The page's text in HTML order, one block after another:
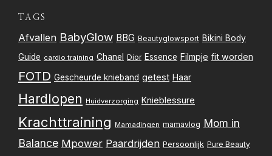
TAGS
Afvallen BabyGlow BBG Beautyglowsport Bikini Body
Guide cardio training Chanel Dior Essence Filmpje fit worden
FOTD Gescheurde knieband getest Haar
Hardlopen Huidverzorging Knieblessure
Krachttraining Mamadingen mamavlog Mom in
Balance Mpower Paardrijden Persoonlijk Pure Beauty